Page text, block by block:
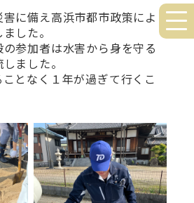
に備え高浜市都市政策によ
した。
参加者は水害から身を守る
ました。
となく１年が過ぎて行くこ